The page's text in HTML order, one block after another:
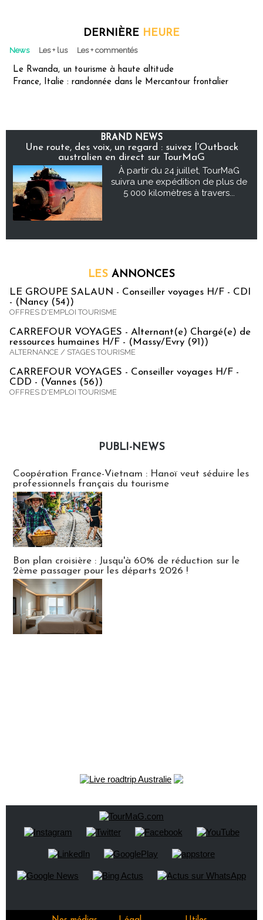
DERNIÈRE HEURE
News Les + lus Les + commentés
Le Rwanda, un tourisme à haute altitude
France, Italie : randonnée dans le Mercantour frontalier
BRAND NEWS
Une route, des voix, un regard : suivez l’Outback
australien en direct sur TourMaG
À partir du 24 juillet, TourMaG
suivra une expédition de plus de
5 000 kilomètres à travers...
LES ANNONCES
LE GROUPE SALAUN - Conseiller voyages H/F - CDI
- (Nancy (54))
OFFRES D'EMPLOI TOURISME
CARREFOUR VOYAGES - Alternant(e) Chargé(e) de
ressources humaines H/F - (Massy/Evry (91))
ALTERNANCE / STAGES TOURISME
CARREFOUR VOYAGES - Conseiller voyages H/F -
CDD - (Vannes (56))
OFFRES D'EMPLOI TOURISME
PUBLI-NEWS
Coopération France-Vietnam : Hanoï veut séduire les
professionnels français du tourisme
Bon plan croisière : Jusqu'à 60% de réduction sur le
2ème passager pour les départs 2026 !